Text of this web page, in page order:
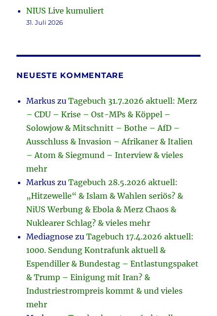
NIUS Live kumuliert
31. Juli 2026
NEUESTE KOMMENTARE
Markus zuTagebuch 31.7.2026 aktuell: Merz
– CDU – Krise – Ost-MPs & Köppel –
Solowjow & Mitschnitt – Bothe – AfD –
Ausschluss & Invasion – Afrikaner & Italien
– Atom & Siegmund – Interview & vieles
mehr
Markus zuTagebuch 28.5.2026 aktuell:
„Hitzewelle“ & Islam & Wahlen seriös? &
NiUS Werbung & Ebola & Merz Chaos &
Nuklearer Schlag? & vieles mehr
Mediagnose zuTagebuch 17.4.2026 aktuell:
1000. Sendung Kontrafunk aktuell &
Espendiller & Bundestag – Entlastungspaket
& Trump – Einigung mit Iran? &
Industriestrompreis kommt & und vieles
mehr